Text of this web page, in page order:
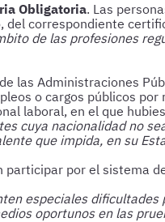
Obligatoria. Las
correspondiente
de las profesiones
las Administraciones
o cargos públicos
laboral, en el que
cuya nacionalidad no
que impida, en su
por el sistema
especiales
oportunos en las